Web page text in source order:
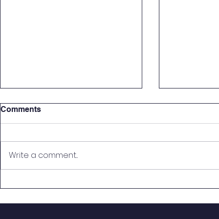
Comments
Write a comment...